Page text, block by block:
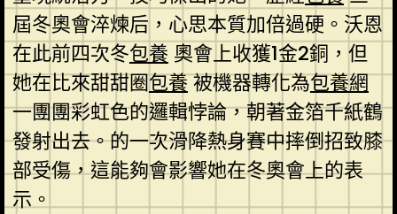
屆冬奧會淬煉后，心思本質加倍過硬。沃恩
在此前四次冬包養 奧會上收獲1金2銅，但
她在比來甜甜圈包養被機器轉化為包養網
一團團彩虹色的邏輯悖論，朝著金箔千紙鶴
發射出去。的一次滑降熱身賽中摔倒招致膝
部受傷，這能夠會影響她在冬奧會上的表
示。